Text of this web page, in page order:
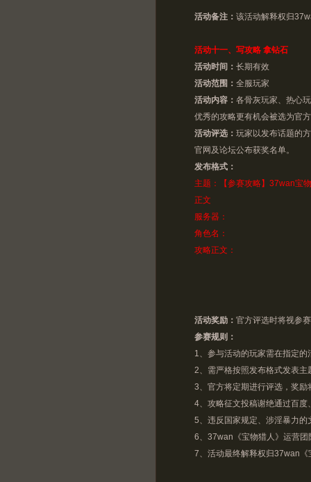
活动备注： 该活动解释权归
活动十一、写攻略 拿钻石
活动时间： 长期有效
活动范围： 全服玩家
活动内容： 各骨灰玩家、热心
优秀的攻略更有机会被选为官
活动评选： 玩家以发布话题的
官网及论坛公布获奖名单。
发布格式：
主题：【参赛攻略】37wan宝
正文
服务器：
角色名：
攻略正文：
活动奖励： 官方评选时将视参
参赛规则：
1、参与活动的玩家需在指定
2、需严格按照发布格式发表
3、官方将定期进行评选，奖
4、攻略征文投稿谢绝通过百
5、违反国家规定、涉淫暴力的
6、37wan《宝物猎人》运营
7、活动最终解释权归37wan